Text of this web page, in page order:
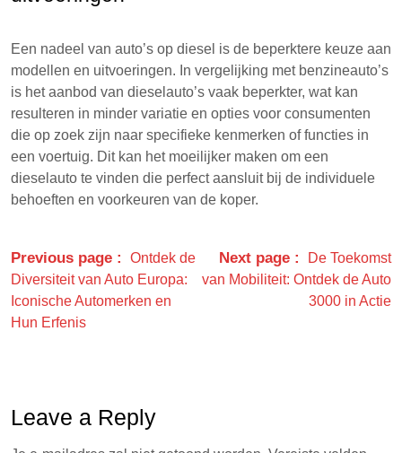
Een nadeel van auto’s op diesel is de beperktere keuze aan
modellen en uitvoeringen. In vergelijking met benzineauto’s
is het aanbod van dieselauto’s vaak beperkter, wat kan
resulteren in minder variatie en opties voor consumenten
die op zoek zijn naar specifieke kenmerken of functies in
een voertuig. Dit kan het moeilijker maken om een
dieselauto te vinden die perfect aansluit bij de individuele
behoeften en voorkeuren van de koper.
Previous page
Ontdek de
Diversiteit van Auto Europa:
Iconische Automerken en
Hun Erfenis
Next page
De Toekomst
van Mobiliteit: Ontdek de Auto
3000 in Actie
Leave a Reply